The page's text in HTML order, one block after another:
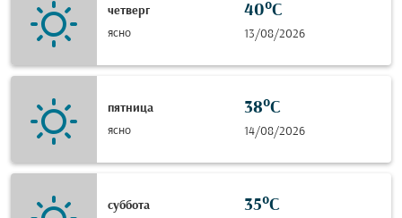
четверг
ясно
40°C
13/08/2026
пятница
ясно
38°C
14/08/2026
суббота
35°C